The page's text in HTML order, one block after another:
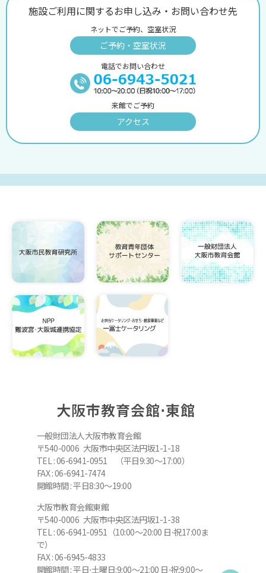
施設ご利用に関するお申し込み・お問い合わせ先
ネットでご予約、空室状況
ご予約・空室状況
電話でお問い合わせ
来館でご予約
アクセス
大阪市教育会館⋅東館
一般財団法人大阪市教育会館
〒540-0006 大阪市中央区法円坂1-1-18
TEL : 06-6941-0951 （平日9:30～17:00）
FAX : 06-6941-7474
開館時間 : 平日8:30～19:00
大阪市教育会館東館
〒540-0006 大阪市中央区法円坂1-1-38
TEL : 06-6941-0951（10:00～20:00 日⋅祝17:00ま
で）
FAX : 06-6945-4833
開館時間 : 平日⋅土曜日:9:00～21:00 日⋅祝:9:00～